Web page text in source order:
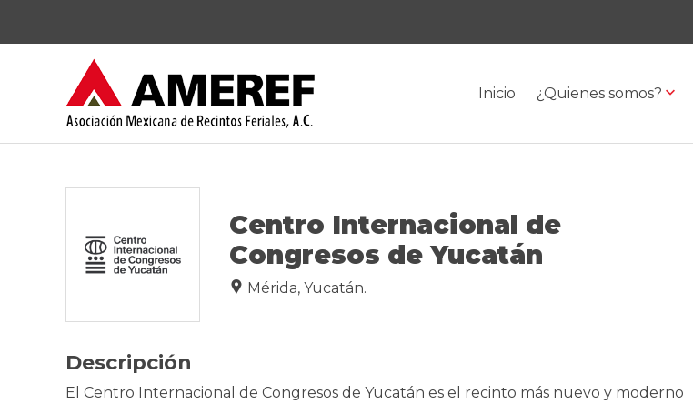
Inicio ¿Quienes somos?
Centro Internacional de
Congresos de Yucatán
Mérida, Yucatán.
Descripción
El Centro Internacional de Congresos de Yucatán es el recinto más nuevo y moderno